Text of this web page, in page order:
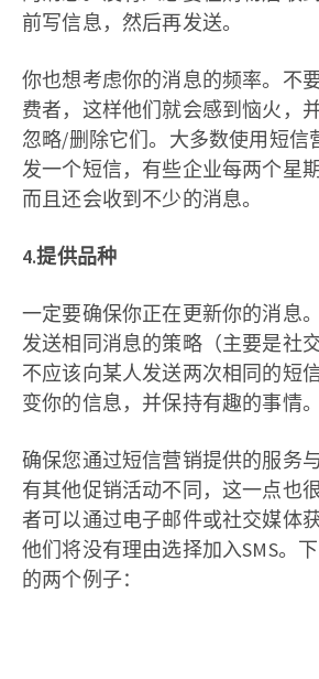
前写信息，然后再发送。
你也想考虑你的消息的频率。不
费者，这样他们就会感到恼火，
忽略/删除它们。大多数使用短信
发一个短信，有些企业每两个星
而且还会收到不少的消息。
4.提供品种
一定要确保你正在更新你的消息
发送相同消息的策略（主要是社
不应该向某人发送两次相同的短
变你的信息，并保持有趣的事情。
确保您通过短信营销提供的服务
有其他促销活动不同，这一点也
者可以通过电子邮件或社交媒体
他们将没有理由选择加入SMS。
的两个例子：